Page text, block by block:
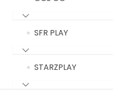
SFR PLAY
STARZPLAY